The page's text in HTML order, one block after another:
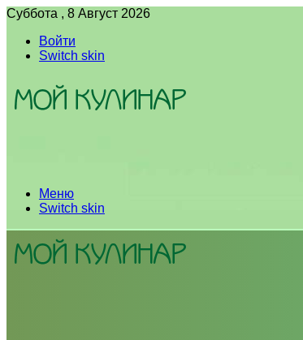
Суббота , 8 Август 2026
Войти
Switch skin
Меню
Switch skin